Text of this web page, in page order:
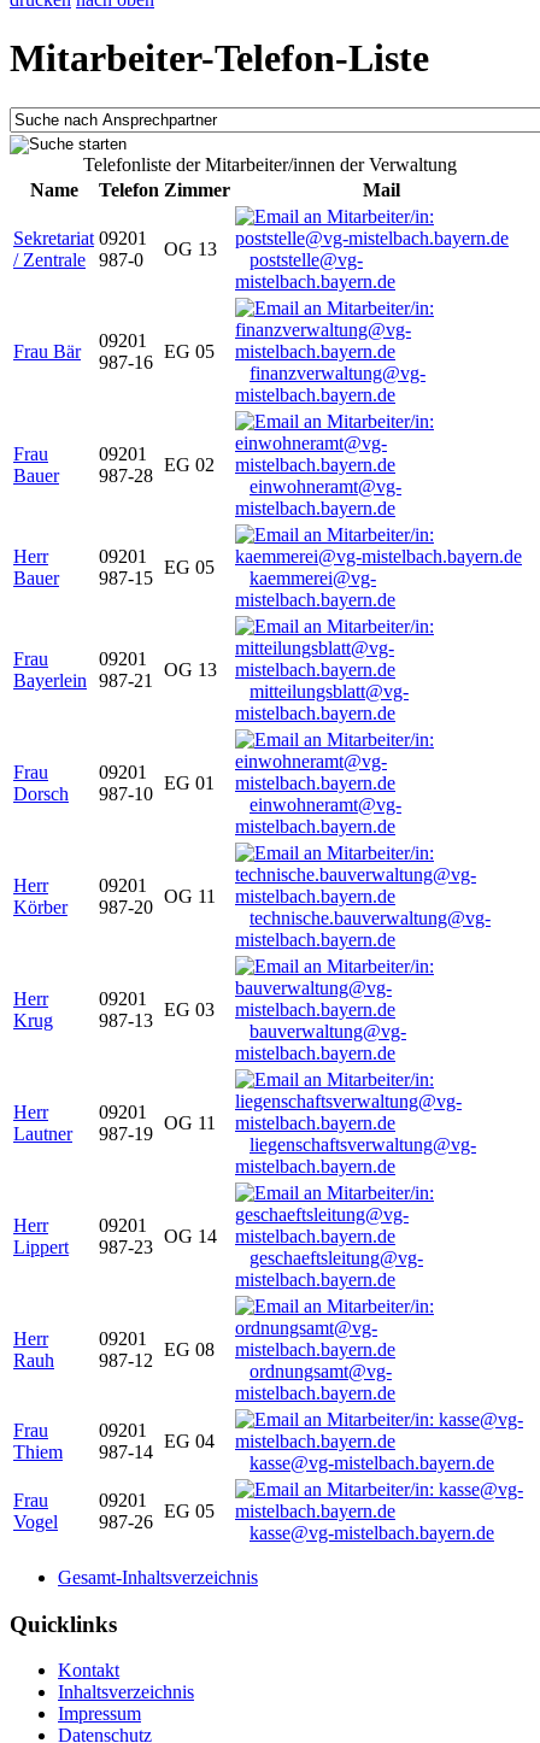
Mitarbeiter-Telefon-Liste
Telefonliste der Mitarbeiter/innen der Verwaltung
Name
Telefon Zimmer Mail
Sekretariat
/ Zentrale
09201
987-0
OG 13
poststelle@vg-
mistelbach.bayern.de
Frau Bär
09201
987-16
EG 05
finanzverwaltung@vg-
mistelbach.bayern.de
Frau
Bauer
09201
987-28
EG 02
einwohneramt@vg-
mistelbach.bayern.de
Herr
Bauer
09201
987-15
EG 05
kaemmerei@vg-
mistelbach.bayern.de
Frau
Bayerlein
09201
987-21
OG 13
mitteilungsblatt@vg-
mistelbach.bayern.de
Frau
Dorsch
09201
987-10
EG 01
einwohneramt@vg-
mistelbach.bayern.de
Herr
Körber
09201
987-20
OG 11
technische.bauverwaltung@vg-
mistelbach.bayern.de
Herr
Krug
09201
987-13
EG 03
bauverwaltung@vg-
mistelbach.bayern.de
Herr
Lautner
09201
987-19
OG 11
liegenschaftsverwaltung@vg-
mistelbach.bayern.de
Herr
Lippert
09201
987-23
OG 14
geschaeftsleitung@vg-
mistelbach.bayern.de
Herr
Rauh
09201
987-12
EG 08
ordnungsamt@vg-
mistelbach.bayern.de
Frau
Thiem
09201
987-14
EG 04
kasse@vg-mistelbach.bayern.de
Frau
Vogel
09201
987-26
EG 05
kasse@vg-mistelbach.bayern.de
Gesamt-Inhaltsverzeichnis
Quicklinks
Kontakt
Inhaltsverzeichnis
Impressum
Datenschutz